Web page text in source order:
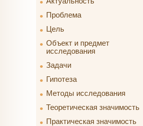
Проблема
Цель
Объект и предмет
исследования
Задачи
Гипотеза
Методы исследования
Теоретическая значимость
Практическая значимость